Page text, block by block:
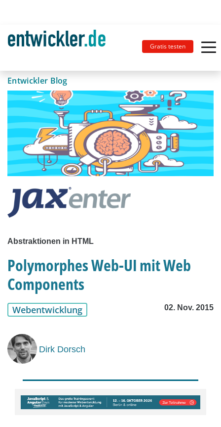
Gratis testen
Entwickler Blog
Abstraktionen in HTML
Polymorphes Web-UI mit Web
Components
Webentwicklung 02. Nov. 2015
Dirk Dorsch